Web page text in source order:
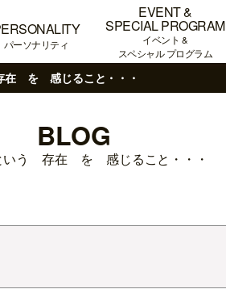
パーソナリティ
EVENT &
SPECIAL PROGRAM
イベント &
スペシャル プログラム
を 感じること・・・
BLOG
う 存在 を 感じること・・・